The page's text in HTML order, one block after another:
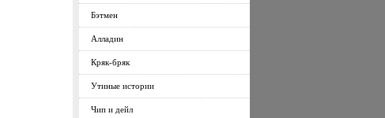
Бэтмен
Алладин
Кряк-бряк
Утиные истории
Чип и дейл